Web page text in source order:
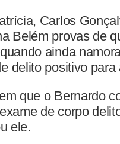
Carlos
Belém provas de
ainda
delito positivo para
que o Bernardo
de corpo
ele.